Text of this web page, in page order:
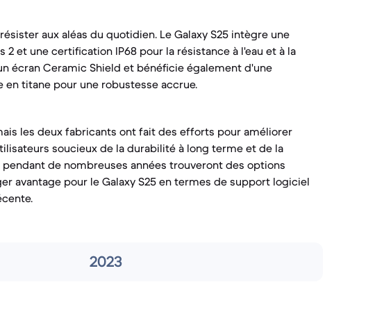
aux aléas du quotidien. Le Galaxy S25 intègre une
et une certification IP68 pour la résistance à l'eau et à la
écran Ceramic Shield et bénéficie également d'une
titane pour une robustesse accrue.
les deux fabricants ont fait des efforts pour améliorer
soucieux de la durabilité à long terme et de la
de nombreuses années trouveront des options
avantage pour le Galaxy S25 en termes de support logiciel
2023